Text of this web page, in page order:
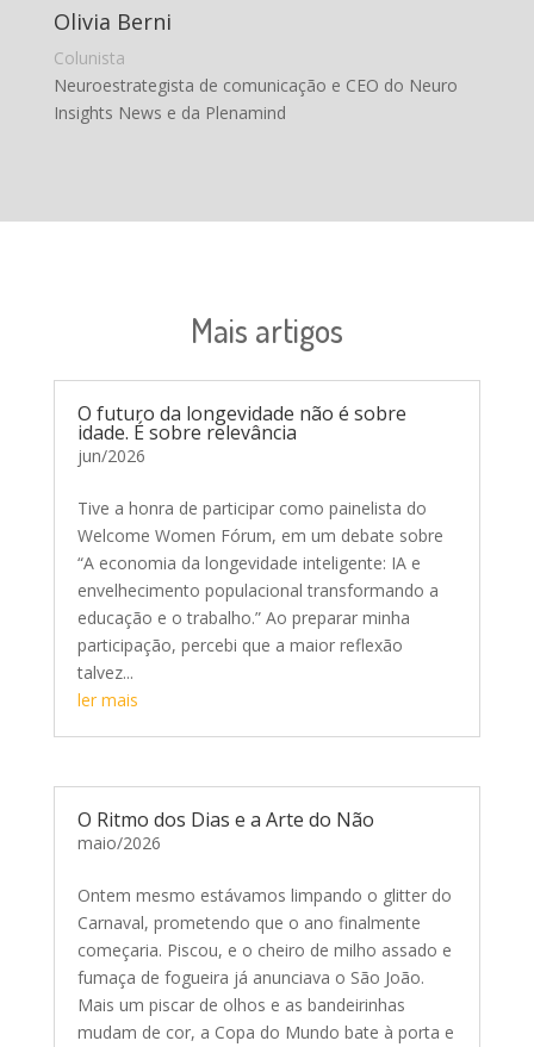
Olivia Berni
Colunista
Neuroestrategista de comunicação e CEO do Neuro
Insights News e da Plenamind
Mais artigos
O futuro da longevidade não é sobre
idade. É sobre relevância
jun/2026
Tive a honra de participar como painelista do
Welcome Women Fórum, em um debate sobre
“A economia da longevidade inteligente: IA e
envelhecimento populacional transformando a
educação e o trabalho.” Ao preparar minha
participação, percebi que a maior reflexão
talvez...
ler mais
O Ritmo dos Dias e a Arte do Não
maio/2026
Ontem mesmo estávamos limpando o glitter do
Carnaval, prometendo que o ano finalmente
começaria. Piscou, e o cheiro de milho assado e
fumaça de fogueira já anunciava o São João.
Mais um piscar de olhos e as bandeirinhas
mudam de cor, a Copa do Mundo bate à porta e